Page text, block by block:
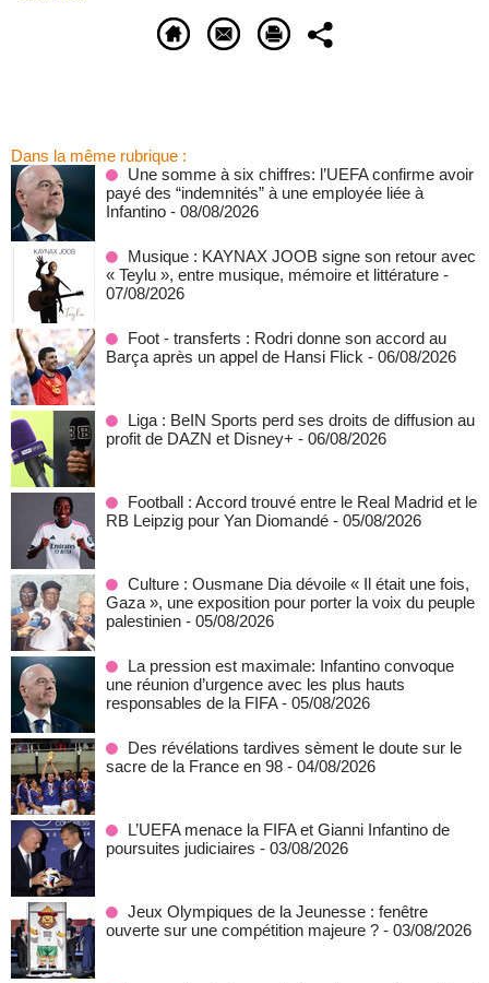
Dans la même rubrique :
Une somme à six chiffres: l’UEFA confirme avoir
payé des “indemnités” à une employée liée à
Infantino - 08/08/2026
Musique : KAYNAX JOOB signe son retour avec
« Teylu », entre musique, mémoire et littérature -
07/08/2026
Foot - transferts : Rodri donne son accord au
Barça après un appel de Hansi Flick - 06/08/2026
Liga : BeIN Sports perd ses droits de diffusion au
profit de DAZN et Disney+ - 06/08/2026
Football : Accord trouvé entre le Real Madrid et le
RB Leipzig pour Yan Diomandé - 05/08/2026
Culture : Ousmane Dia dévoile « Il était une fois,
Gaza », une exposition pour porter la voix du peuple
palestinien - 05/08/2026
La pression est maximale: Infantino convoque
une réunion d’urgence avec les plus hauts
responsables de la FIFA - 05/08/2026
Des révélations tardives sèment le doute sur le
sacre de la France en 98 - 04/08/2026
L’UEFA menace la FIFA et Gianni Infantino de
poursuites judiciaires - 03/08/2026
Jeux Olympiques de la Jeunesse : fenêtre
ouverte sur une compétition majeure ? - 03/08/2026